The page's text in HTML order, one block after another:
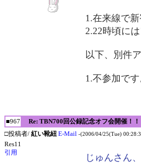
1.在来線で
2.22時頃に
以下、別件
1.不参加で
■967 Re: TBN700回公録記念オフ会開催！！
□投稿者/ 紅い靴紐 E-Mail -(2006/04/25(Tue)
Res11
引用
じゅんさん